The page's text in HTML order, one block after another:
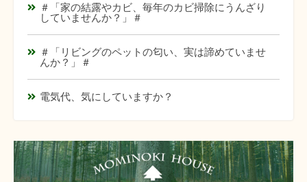
＃「家の結露やカビ、毎年のカビ掃除にうんざり
していませんか？」＃
＃「リビングのペットの匂い、実は諦めていませ
んか？」＃
電気代、気にしていますか？